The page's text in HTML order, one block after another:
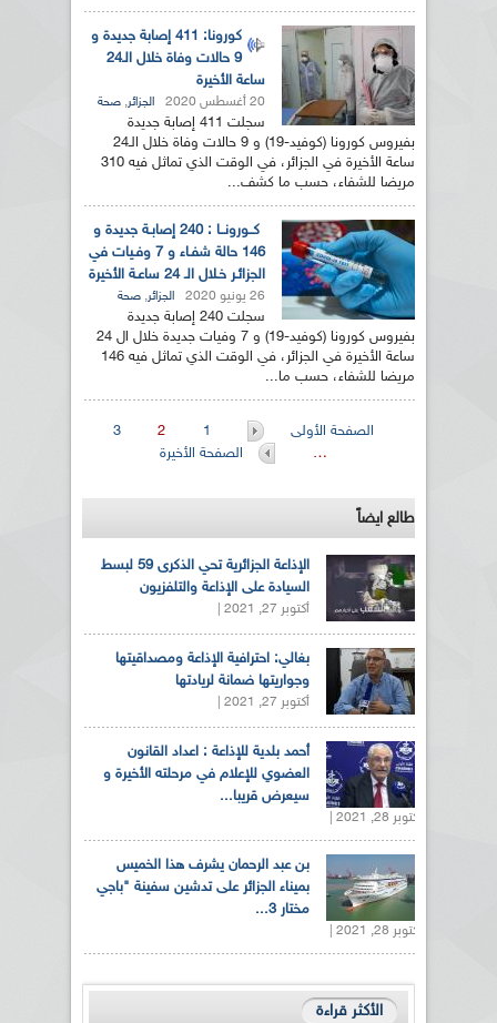
كورونا: 411 إصابة جديدة و
9 حالات وفاة خلال الـ24
ساعة الأخيرة
20 أغسطس 2020 الجزائر, صحة
سجلت 411 إصابة جديدة
بفيروس كورونا (كوفيد-19) و 9 حالات وفاة خلال الـ24
ساعة الأخيرة في الجزائر، في الوقت الذي تماثل فيه 310
مريضا للشفاء، حسب ما كشف...
كــورونــا : 240 إصابـة جديدة و
146 حالة شفـاء و 7 وفـيات في
الجزائـر خـلال الـ 24 ساعـة الأخيرة
26 يونيو 2020 الجزائر, صحة
سجلت 240 إصابة جديدة
بفيروس كورونا (كوفيد-19) و 7 وفيات جديدة خلال ال 24
ساعة الأخيرة في الجزائر، في الوقت الذي تماثل فيه 146
مريضا للشفاء، حسب ما...
الصفحات
الصفحة الأولى 1
2
3
…
الصفحة الأخيرة
طالع ايضاً
الإذاعة الجزائرية تحي الذكرى 59 لبسط
السيادة على الإذاعة والتلفزيون
أكتوبر 27, 2021 |
بغالي: احترافية الإذاعة ومصداقيتها
وجواريتها ضمانة لريادتها
أكتوبر 27, 2021 |
أحمد بلدية للإذاعة : اعداد القانون
العضوي للإعلام في مرحلته الأخيرة و
سيعرض قريبا...
أكتوبر 28, 2021 |
بن عبد الرحمان يشرف هذا الخميس
بميناء الجزائر على تدشين سفينة "باجي
مختار 3...
أكتوبر 28, 2021 |
الأكثر قراءة